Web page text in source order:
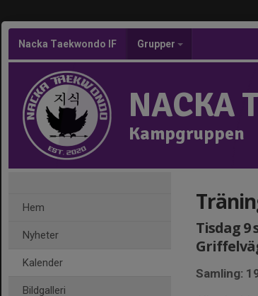
Nacka Taekwondo IF Grupper
NACKA
Kampgruppen
Hem
Nyheter
Kalender
Bildgalleri
Tisdag 9
Samling: